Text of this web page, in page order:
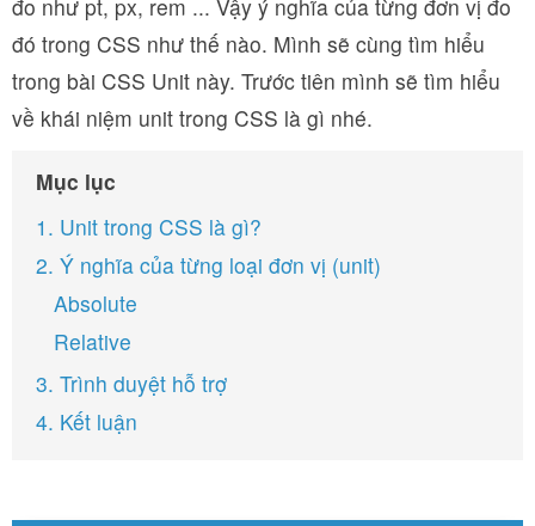
đo như pt, px, rem ... Vậy ý nghĩa của từng đơn vị đo
đó trong CSS như thế nào. Mình sẽ cùng tìm hiểu
trong bài CSS Unit này. Trước tiên mình sẽ tìm hiểu
về khái niệm unit trong CSS là gì nhé.
Mục lục
1. Unit trong CSS là gì?
2. Ý nghĩa của từng loại đơn vị (unit)
Absolute
Relative
3. Trình duyệt hỗ trợ
4. Kết luận